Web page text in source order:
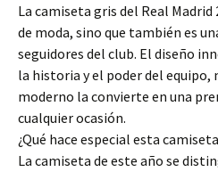
La camiseta gris del Real
de moda, sino que también es
seguidores del club. El diseño
la historia y el poder del equipo,
moderno la convierte en una
cualquier ocasión.
¿Qué hace especial esta
La camiseta de este año se